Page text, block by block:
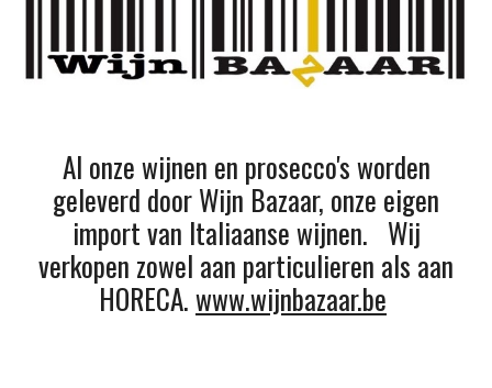
Al onze wijnen en prosecco's worden
geleverd door Wijn Bazaar, onze eigen
import van Italiaanse wijnen. Wij
verkopen zowel aan particulieren als aan
HORECA.www.wijnbazaar.be